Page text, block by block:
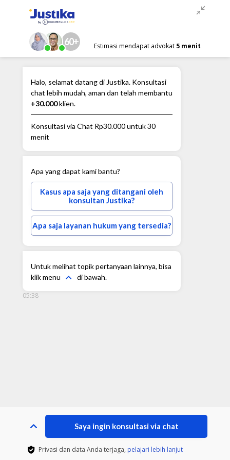
60+ Estimasi mendapat advokat 5 menit
Halo, selamat datang di Justika. Konsultasi
chat lebih mudah, aman dan telah membantu
+30.000klien.
Konsultasi via Chat Rp30.000untuk 30
menit
Apa yang dapat kami bantu?
Kasus apa saja yang ditangani oleh
konsultan Justika?
Apa saja layanan hukum yang tersedia?
Untuk melihat topik pertanyaan lainnya, bisa
klik menu
di bawah.
05:38
Saya ingin konsultasi via chat
Privasi dan data Anda terjaga, pelajari lebih lanjut